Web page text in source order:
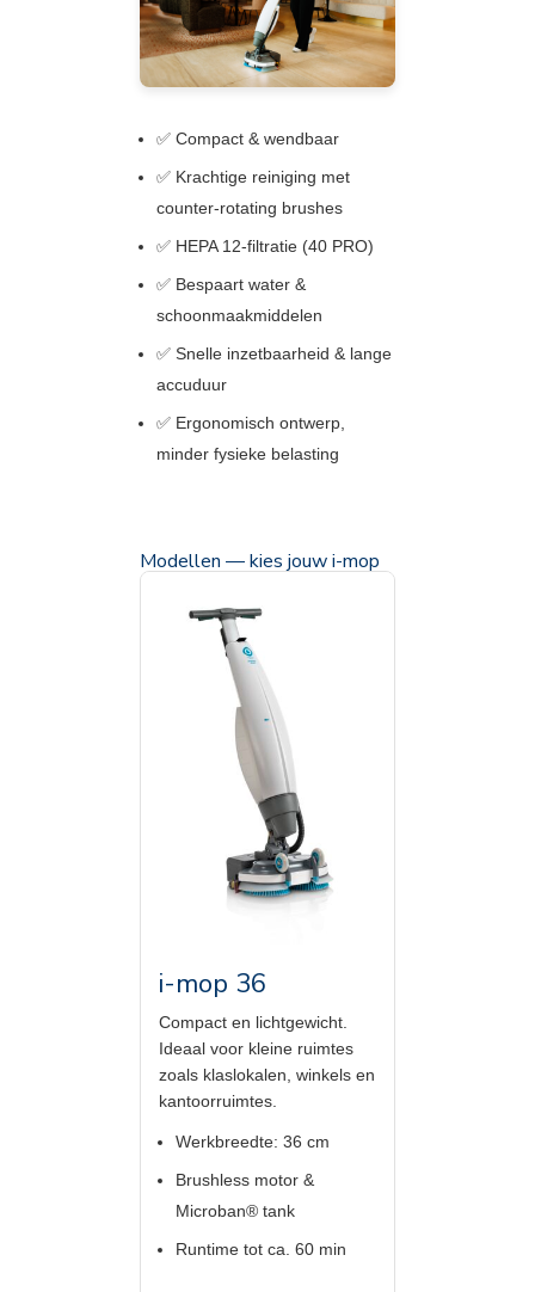
✅ Compact & wendbaar
✅ Krachtige reiniging met
counter-rotating brushes
✅ HEPA 12-filtratie (40 PRO)
✅ Bespaart water &
schoonmaakmiddelen
✅ Snelle inzetbaarheid & lange
accuduur
✅ Ergonomisch ontwerp,
minder fysieke belasting
Modellen — kies jouw i-mop
i-mop 36
Compact en lichtgewicht.
Ideaal voor kleine ruimtes
zoals klaslokalen, winkels en
kantoorruimtes.
Werkbreedte: 36 cm
Brushless motor &
Microban® tank
Runtime tot ca. 60 min